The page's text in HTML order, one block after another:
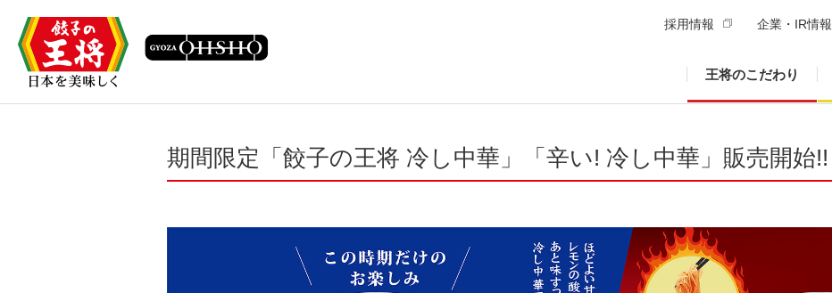
採用情報 企業・IR情報
王将のこだわり
期間限定「餃子の王将 冷し中華」「辛い! 冷し中華」販売開始!!